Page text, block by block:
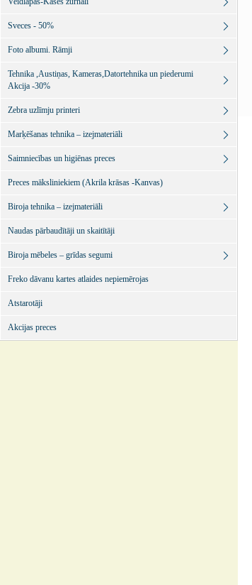
Sveces - 50%
Foto albumi. Rāmji
Tehnika ,Austiņas, Kameras,Datortehnika un piederumi
Akcija -30%
Zebra uzlīmju printeri
Marķēšanas tehnika – izejmateriāli
Saimniecības un higiēnas preces
Preces māksliniekiem (Akrila krāsas -Kanvas)
Biroja tehnika – izejmateriāli
Naudas pārbaudītāji un skaitītāji
Biroja mēbeles – grīdas segumi
Freko dāvanu kartes atlaides nepiemērojas
Atstarotāji
Akcijas preces